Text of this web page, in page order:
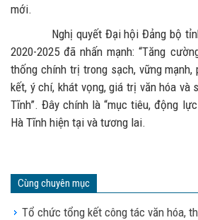
mới.
Nghị quyết Đại hội Đảng bộ tỉnh
2020-2025 đã nhấn mạnh: “Tăng
thống chính trị trong sạch, vững mạnh,
kết, ý chí, khát vọng, giá trị văn hóa và
Tĩnh”. Đây chính là “mục tiêu, động
Hà Tĩnh hiện tại và tương lai.
Cùng chuyên mục
Tổ chức tổng kết công tác văn hóa,